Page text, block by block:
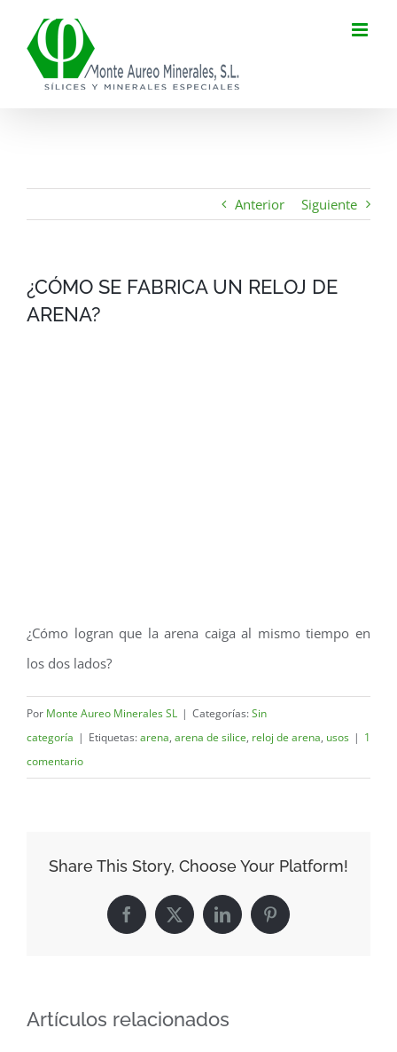
contenido
Anterior Siguiente
¿CÓMO SE FABRICA UN RELOJ DE
ARENA?
¿Cómo logran que la arena caiga al mismo tiempo en
los dos lados?
Por Monte Aureo Minerales SL | Categorías:Sin
categoría | Etiquetas:arena, arena de silice, reloj de arena, usos | 1
comentario
Share This Story, Choose Your Platform!
Facebook
X LinkedInPinterest
Artículos relacionados